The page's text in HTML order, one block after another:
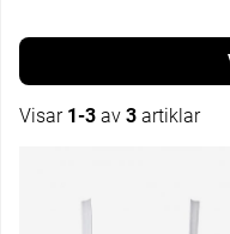
Visar 1-3 av 3 artiklar